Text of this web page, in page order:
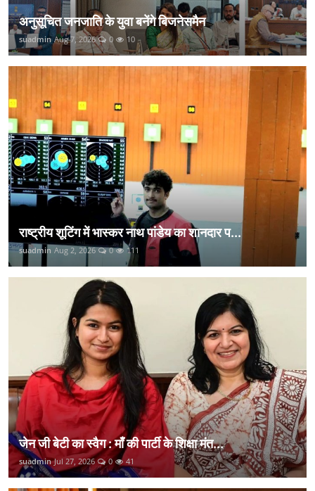
अनुसूचित जनजाति के युवा बनेंगे बिजनेसमैन
suadmin Aug 7, 2026 0 10
राष्ट्रीय शूटिंग में भास्कर नाथ पांडेय का शानदार प...
suadmin Aug 2, 2026 0 111
जेन जी बेटी का स्वैग : माँ की पार्टी के शिक्षा मंत...
suadmin Jul 27, 2026 0 41